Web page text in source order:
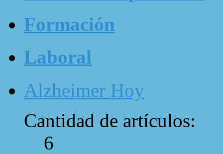
Formación
Laboral
Alzheimer Hoy
Cantidad de artículos:
6